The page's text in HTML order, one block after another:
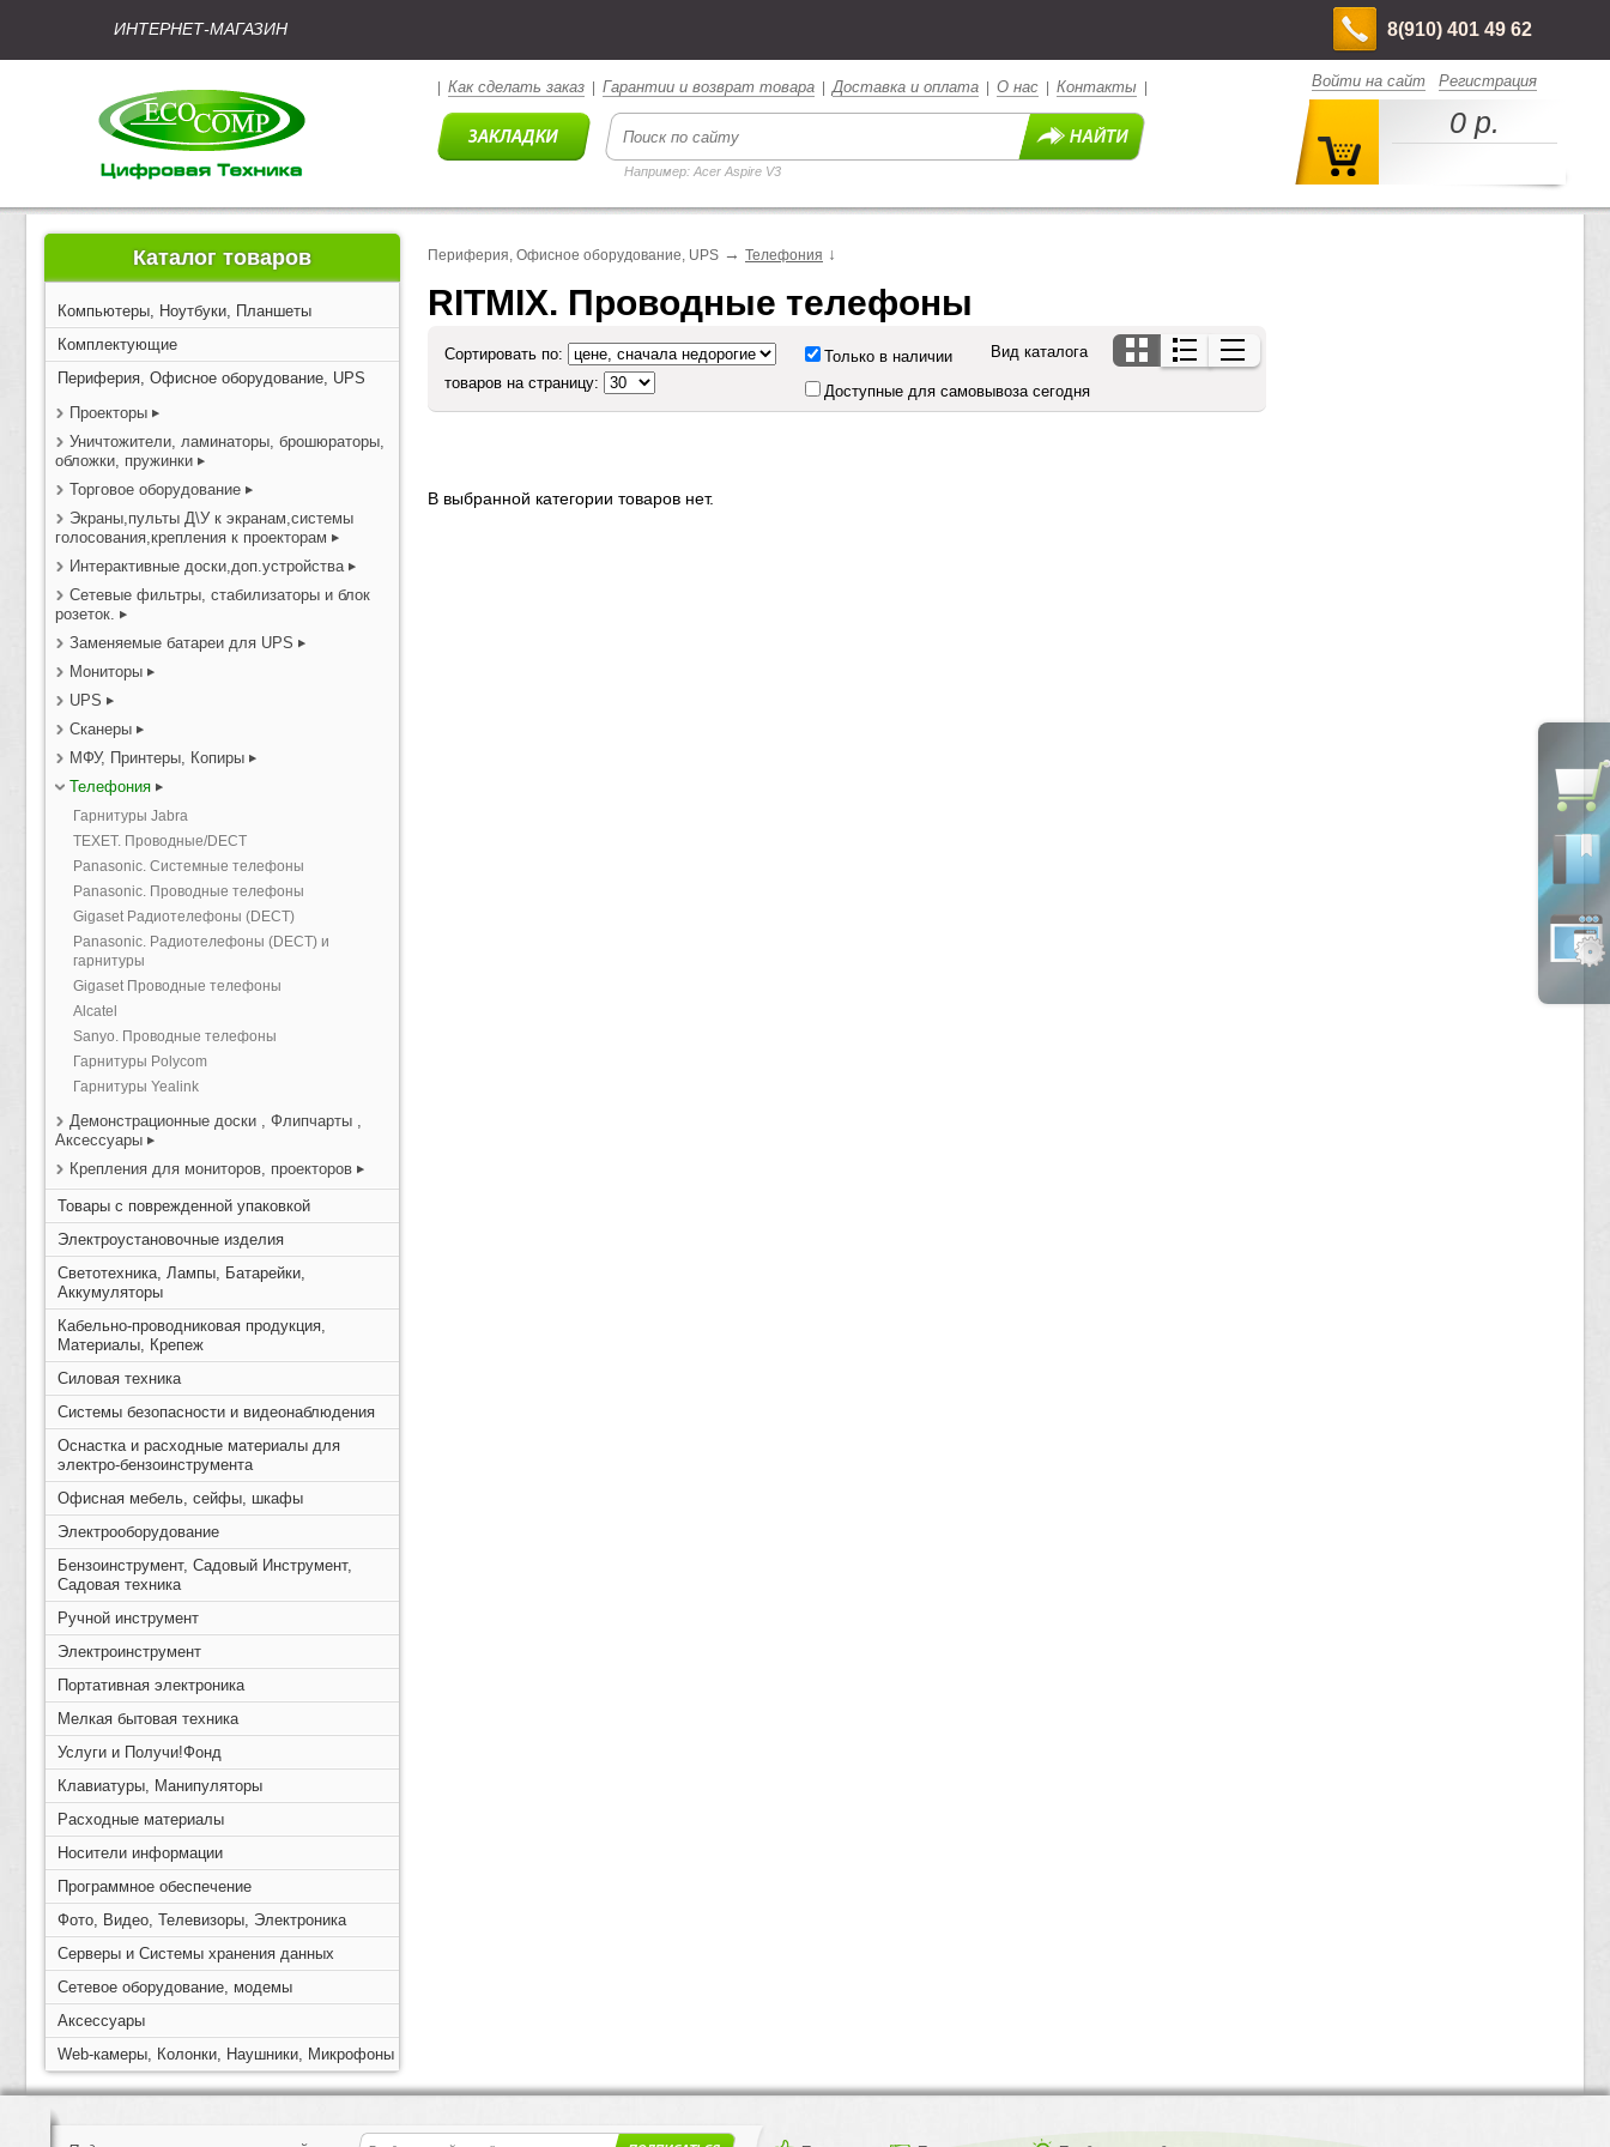
ИНТЕРНЕТ-МАГАЗИН 8(910) 401 49 62
Как сделать заказ Гарантии и возврат товара |Доставка и оплата О нас Контакты
Например: Acer Aspire V3
Войти на сайт Регистрация
0 р.
Каталог товаров
Компьютеры, Ноутбуки, Планшеты
Комплектующие
Периферия, Офисное оборудование, UPS
Проекторы
Уничтожители, ламинаторы, брошюраторы,
обложки, пружинки
Торговое оборудование
Экраны,пульты Д\У к экранам,системы
голосования,крепления к проекторам
Интерактивные доски,доп.устройства
Сетевые фильтры, стабилизаторы и блок
розеток.
Заменяемые батареи для UPS
Мониторы
UPS
Сканеры
МФУ, Принтеры, Копиры
Телефония
Гарнитуры Jabra
TEXET. Проводные/DECT
Panasonic. Системные телефоны
Panasonic. Проводные телефоны
Gigaset Радиотелефоны (DECT)
Panasonic. Радиотелефоны (DECT) и
гарнитуры
Gigaset Проводные телефоны
Alcatel
Sanyo. Проводные телефоны
Гарнитуры Polycom
Гарнитуры Yealink
Демонстрационные доски , Флипчарты ,
Аксессуары
Крепления для мониторов, проекторов
Товары с поврежденной упаковкой
Электроустановочные изделия
Светотехника, Лампы, Батарейки,
Аккумуляторы
Кабельно-проводниковая продукция,
Материалы, Крепеж
Силовая техника
Системы безопасности и видеонаблюдения
Оснастка и расходные материалы для
электро-бензоинструмента
Офисная мебель, сейфы, шкафы
Электрооборудование
Бензоинструмент, Садовый Инструмент,
Садовая техника
Ручной инструмент
Электроинструмент
Портативная электроника
Мелкая бытовая техника
Услуги и Получи!Фонд
Клавиатуры, Манипуляторы
Расходные материалы
Носители информации
Программное обеспечение
Фото, Видео, Телевизоры, Электроника
Серверы и Системы хранения данных
Сетевое оборудование, модемы
Аксессуары
Web-камеры, Колонки, Наушники, Микрофоны
Периферия, Офисное оборудование, UPS → Телефония ↓
RITMIX. Проводные телефоны
Сортировать по:
товаров на страницу:
Только в наличии
Доступные для самовывоза сегодня
Вид каталога
В выбранной категории товаров нет.